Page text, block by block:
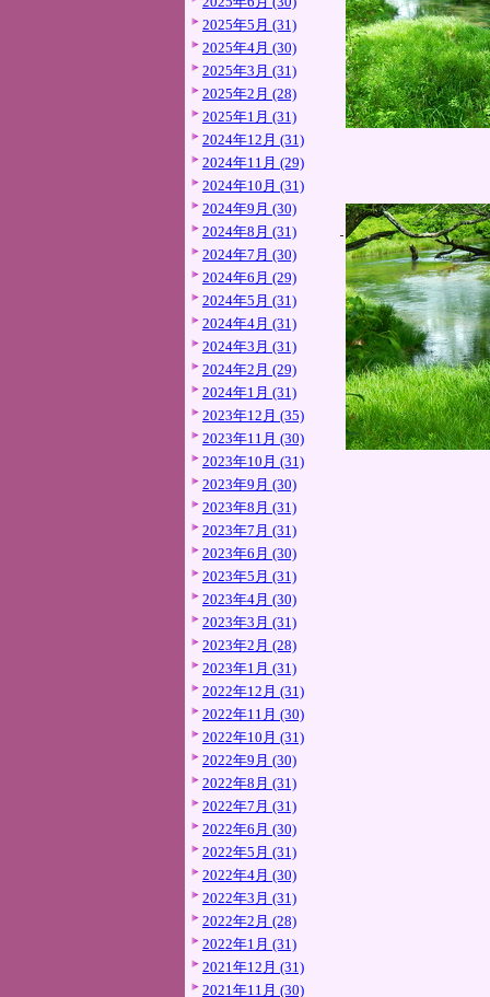
2025年5月 (31)
2025年4月 (30)
2025年3月 (31)
2025年2月 (28)
2025年1月 (31)
2024年12月 (31)
2024年11月 (29)
2024年10月 (31)
2024年9月 (30)
2024年8月 (31)
2024年7月 (30)
2024年6月 (29)
2024年5月 (31)
2024年4月 (31)
2024年3月 (31)
2024年2月 (29)
2024年1月 (31)
2023年12月 (35)
2023年11月 (30)
2023年10月 (31)
2023年9月 (30)
2023年8月 (31)
2023年7月 (31)
2023年6月 (30)
2023年5月 (31)
2023年4月 (30)
2023年3月 (31)
2023年2月 (28)
2023年1月 (31)
2022年12月 (31)
2022年11月 (30)
2022年10月 (31)
2022年9月 (30)
2022年8月 (31)
2022年7月 (31)
2022年6月 (30)
2022年5月 (31)
2022年4月 (30)
2022年3月 (31)
2022年2月 (28)
2022年1月 (31)
2021年12月 (31)
2021年11月 (30)